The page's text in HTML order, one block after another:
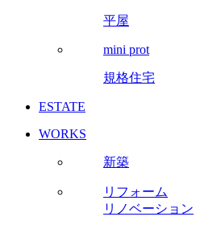
平屋
mini prot
規格住宅
ESTATE
WORKS
新築
リフォーム
リノベーション